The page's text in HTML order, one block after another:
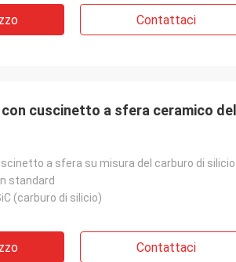
Contattaci
cuscinetto a sfera ceramico
a sfera su misura del carburo di
standard
(carburo di silicio)
Contattaci